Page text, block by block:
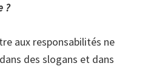
?
aux responsabilités ne
des slogans et dans